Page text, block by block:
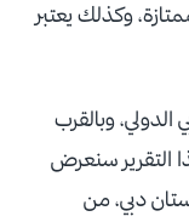
وكذلك يعتبر
وبالقرب
التقرير سنعرض
دبي، من